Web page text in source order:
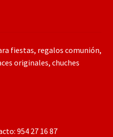
fiestas, regalos comunión,
originales, chuches
954 27 16 87